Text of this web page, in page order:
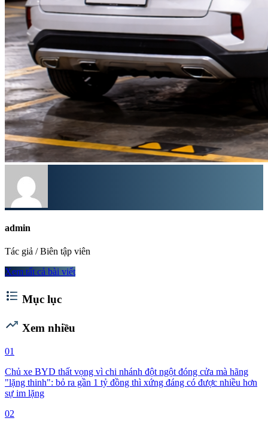
admin
Tác giả / Biên tập viên
Xem tất cả bài viết
format_list_bulleted Mục lục
trending_up Xem nhiều
01
Chủ xe BYD thất vọng vì chi nhánh đột ngột đóng cửa mà hãng
"lặng thinh": bỏ ra gần 1 tỷ đồng thì xứng đáng có được nhiều hơn
sự im lặng
02